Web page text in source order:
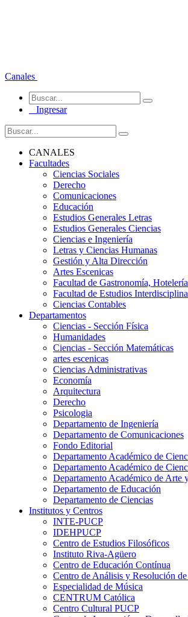
Canales
Ingresar
CANALES
Facultades
Ciencias Sociales
Derecho
Comunicaciones
Educación
Estudios Generales Letras
Estudios Generales Ciencias
Ciencias e Ingeniería
Letras y Ciencias Humanas
Gestión y Alta Dirección
Artes Escenicas
Facultad de Gastronomía,
Facultad de Estudios
Ciencias Contables
Departamentos
Ciencias - Sección Física
Humanidades
Ciencias - Sección Matemáticas
artes escenicas
Ciencias Administrativas
Economía
Arquitectura
Derecho
Psicologia
Departamento de Ingeniería
Departamento de Comunicaciones
Fondo Editorial
Departamento Académico de
Departamento Académico de
Departamento Académico de Arte
Departamento de Educación
Departamento de Ciencias
Institutos y Centros
INTE-PUCP
IDEHPUCP
Centro de Estudios Filosóficos
Instituto Riva-Agüero
Centro de Educación Contínua
Centro de Análisis y Resolución
Especialidad de Música
CENTRUM Católica
Centro Cultural PUCP